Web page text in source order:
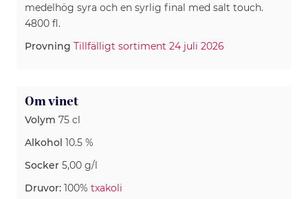
medelhög syra och en syrlig final med salt touch.
4800 fl.
Provning Tillfälligt sortiment 24 juli 2026
Om vinet
Volym 75 cl
Alkohol 10.5 %
Socker 5,00 g/l
Druvor: 100% txakoli